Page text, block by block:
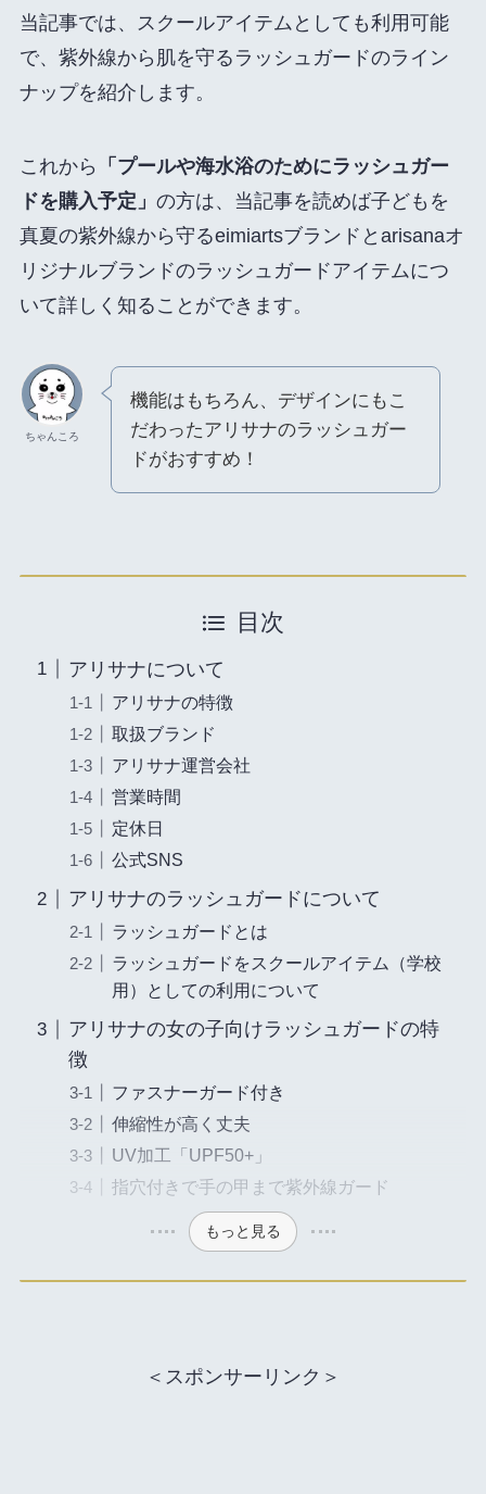
当記事では、スクールアイテムとしても利用可能
で、紫外線から肌を守るラッシュガードのライン
ナップを紹介します。
これから
「プールや海水浴のためにラッシュガー
ドを購入予定」 の方は、当記事を読めば子どもを
真夏の紫外線から守るeimiartsブランドとarisanaオ
リジナルブランドのラッシュガードアイテムにつ
いて詳しく知ることができます。
ちゃんころ
機能はもちろん、デザインにもこ
だわったアリサナのラッシュガー
ドがおすすめ！
目次
アリサナについて
アリサナの特徴
取扱ブランド
アリサナ運営会社
営業時間
定休日
公式SNS
アリサナのラッシュガードについて
ラッシュガードとは
ラッシュガードをスクールアイテム（学校
用）としての利用について
アリサナの女の子向けラッシュガードの特
徴
ファスナーガード付き
伸縮性が高く丈夫
UV加工「UPF50+」
指穴付きで手の甲まで紫外線ガード
もっと見る
＜スポンサーリンク＞